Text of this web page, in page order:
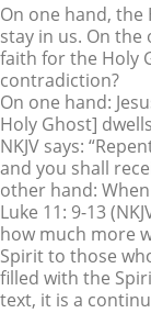
On one hand,
stay in us. On
faith for the Holy
contradiction?
On one hand:
Holy Ghost]
NKJV says:
and you shall
other hand:
Luke 11: 9-13
how much more
Spirit to those
filled with the
text, it is a